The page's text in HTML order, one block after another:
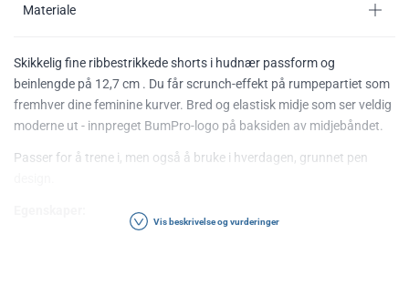
Materiale
Skikkelig fine ribbestrikkede shorts i hudnær passform og
beinlengde på 12,7 cm . Du får scrunch-effekt på rumpepartiet som
fremhver dine feminine kurver. Bred og elastisk midje som ser veldig
moderne ut - innpreget BumPro-logo på baksiden av midjebåndet.
Passer for å trene i, men også å bruke i hverdagen, grunnet pen
Vis beskrivelse og vurderinger